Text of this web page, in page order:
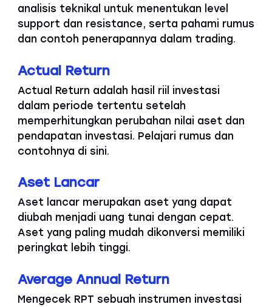
analisis teknikal untuk menentukan level
support dan resistance, serta pahami rumus
dan contoh penerapannya dalam trading.
Actual Return
Actual Return adalah hasil riil investasi
dalam periode tertentu setelah
memperhitungkan perubahan nilai aset dan
pendapatan investasi. Pelajari rumus dan
contohnya di sini.
Aset Lancar
Aset lancar merupakan aset yang dapat
diubah menjadi uang tunai dengan cepat.
Aset yang paling mudah dikonversi memiliki
peringkat lebih tinggi.
Average Annual Return
Mengecek RPT sebuah instrumen investasi